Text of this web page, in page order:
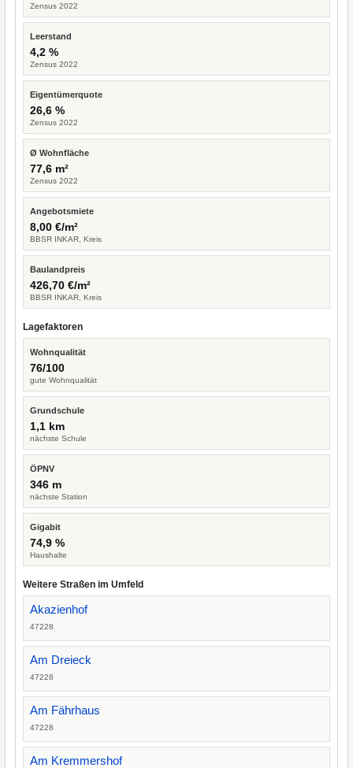
Zensus 2022
Leerstand
4,2 %
Zensus 2022
Eigentümerquote
26,6 %
Zensus 2022
Ø Wohnfläche
77,6 m²
Zensus 2022
Angebotsmiete
8,00 €/m²
BBSR INKAR, Kreis
Baulandpreis
426,70 €/m²
BBSR INKAR, Kreis
Lagefaktoren
Wohnqualität
76/100
gute Wohnqualität
Grundschule
1,1 km
nächste Schule
ÖPNV
346 m
nächste Station
Gigabit
74,9 %
Haushalte
Weitere Straßen im Umfeld
Akazienhof
47228
Am Dreieck
47228
Am Fährhaus
47228
Am Kremmershof